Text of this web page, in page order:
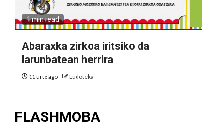
1 min read
Abaraxka zirkoa iritsiko da
larunbatean herrira
11 urte ago Ludoteka
FLASHMOBA